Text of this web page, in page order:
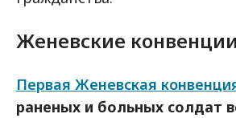
Женевские
Первая Женевская
раненых и больных солдат